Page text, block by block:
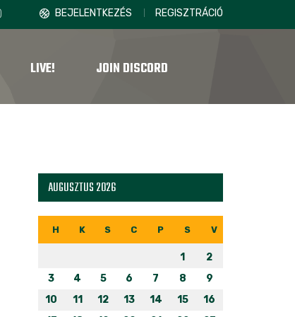
BEJELENTKEZÉS REGISZTRÁCIÓ
LIVE! JOIN DISCORD
AUGUSZTUS 2026
H K S C P S V
1
2
3
4 5 6 7 8
9
10
11 12 13 14 15
16